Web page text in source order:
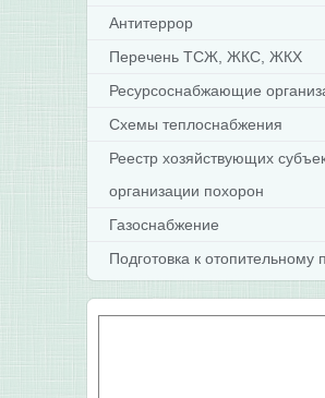
Антитеррор
Перечень ТСЖ, ЖКС, ЖКХ
Ресурсоснабжающие
Схемы теплоснабжения
Реестр хозяйствующих
организации похорон
Газоснабжение
Подготовка к отопительному